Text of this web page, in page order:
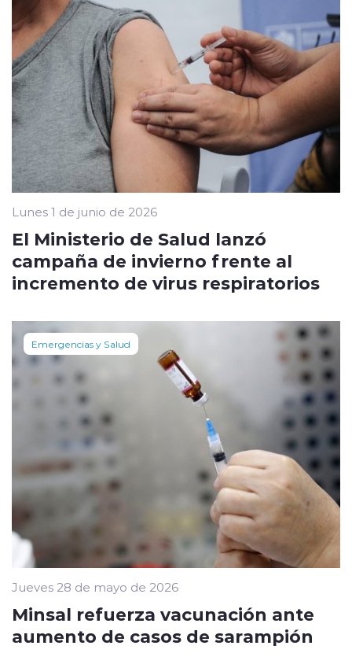
Lunes 1 de junio de 2026
El Ministerio de Salud lanzó
campaña de invierno frente al
incremento de virus respiratorios
Emergencias y Salud
Jueves 28 de mayo de 2026
Minsal refuerza vacunación ante
aumento de casos de sarampión